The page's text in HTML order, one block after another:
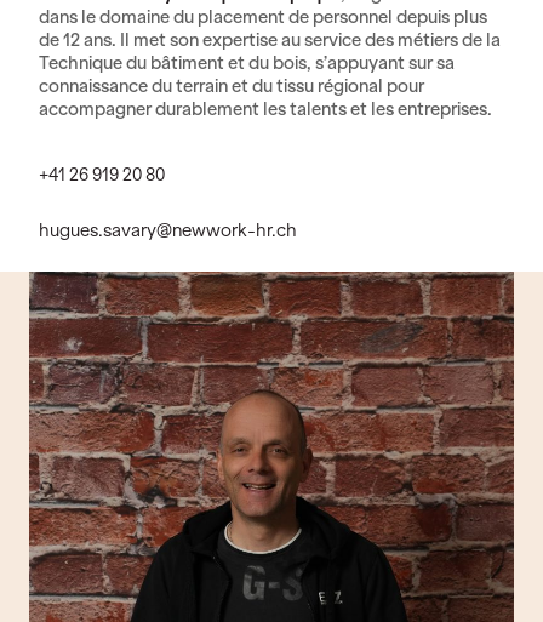
dans le domaine du placement de personnel depuis plus
de 12 ans. Il met son expertise au service des métiers de la
Technique du bâtiment et du bois, s’appuyant sur sa
connaissance du terrain et du tissu régional pour
accompagner durablement les talents et les entreprises.
+41 26 919 20 80
hugues.savary@newwork-hr.ch